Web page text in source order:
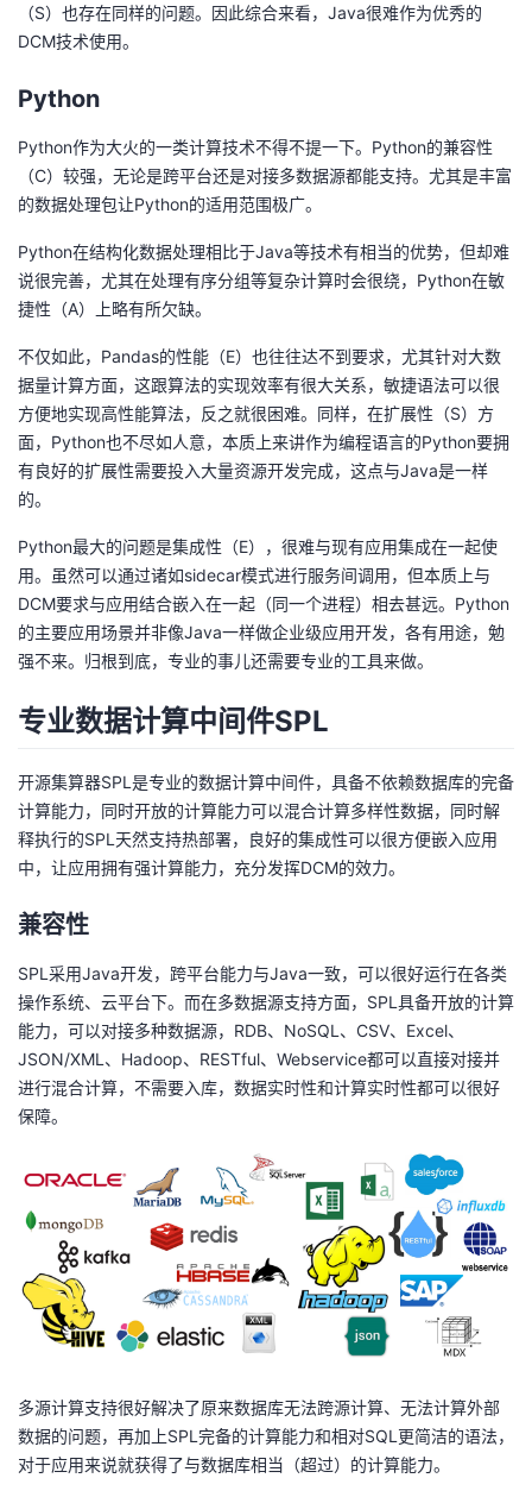
（S）也存在同样的问题。因此综合来看，Java很难作为优秀的
DCM技术使用。
Python
Python作为大火的一类计算技术不得不提一下。Python的兼容性
（C）较强，无论是跨平台还是对接多数据源都能支持。尤其是丰富
的数据处理包让Python的适用范围极广。
Python在结构化数据处理相比于Java等技术有相当的优势，但却难
说很完善，尤其在处理有序分组等复杂计算时会很绕，Python在敏
捷性（A）上略有所欠缺。
不仅如此，Pandas的性能（E）也往往达不到要求，尤其针对大数
据量计算方面，这跟算法的实现效率有很大关系，敏捷语法可以很
方便地实现高性能算法，反之就很困难。同样，在扩展性（S）方
面，Python也不尽如人意，本质上来讲作为编程语言的Python要拥
有良好的扩展性需要投入大量资源开发完成，这点与Java是一样
的。
Python最大的问题是集成性（E），很难与现有应用集成在一起使
用。虽然可以通过诸如sidecar模式进行服务间调用，但本质上与
DCM要求与应用结合嵌入在一起（同一个进程）相去甚远。Python
的主要应用场景并非像Java一样做企业级应用开发，各有用途，勉
强不来。归根到底，专业的事儿还需要专业的工具来做。
专业数据计算中间件SPL
开源集算器SPL是专业的数据计算中间件，具备不依赖数据库的完备
计算能力，同时开放的计算能力可以混合计算多样性数据，同时解
释执行的SPL天然支持热部署，良好的集成性可以很方便嵌入应用
中，让应用拥有强计算能力，充分发挥DCM的效力。
兼容性
SPL采用Java开发，跨平台能力与Java一致，可以很好运行在各类
操作系统、云平台下。而在多数据源支持方面，SPL具备开放的计算
能力，可以对接多种数据源，RDB、NoSQL、CSV、Excel、
JSON/XML、Hadoop、RESTful、Webservice都可以直接对接并
进行混合计算，不需要入库，数据实时性和计算实时性都可以很好
保障。
多源计算支持很好解决了原来数据库无法跨源计算、无法计算外部
数据的问题，再加上SPL完备的计算能力和相对SQL更简洁的语法，
对于应用来说就获得了与数据库相当（超过）的计算能力。